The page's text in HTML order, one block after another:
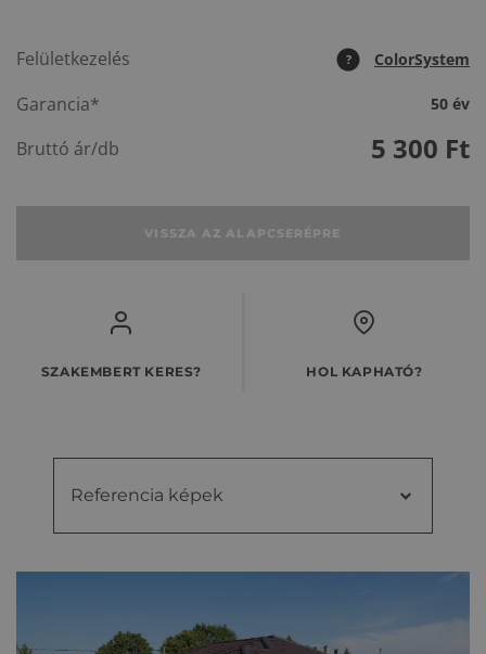
Felületkezelés ? ColorSystem
Garancia* 50 év
Bruttó ár/db 5 300 Ft
VISSZA AZ ALAPCSERÉPRE
SZAKEMBERT KERES? HOL KAPHATÓ?
Referencia képek
Videók
Kiegészítő cseréptípusok